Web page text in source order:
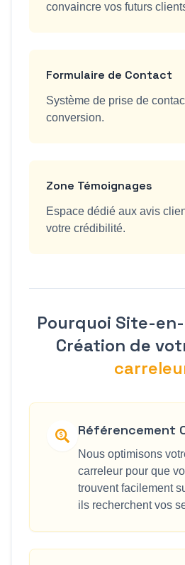
convaincre vos futurs
Formulaire de Contact
Système de prise de
conversion.
Zone Témoignages
Espace dédié aux avis
votre crédibilité.
Pourquoi Site-
Création de
Référencement
Nous optimisons
carreleur pour que
trouvent facilement
ils recherchent vos